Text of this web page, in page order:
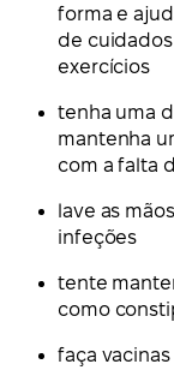
forma e
de
exercícios
tenha uma
mantenha
com a falta
lave as
infeções
tente
como
faça